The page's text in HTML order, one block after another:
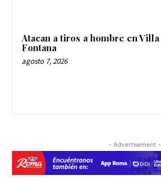
Atacan a tiros a hombre en Villa
Fontana
agosto 7, 2026
- Advertisement -